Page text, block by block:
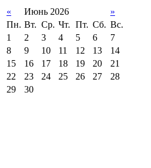
« Июнь 2026
»
Пн. Вт. Ср. Чт. Пт. Сб. Вс.
1
2 3 4 5 6
7
8
9 10 11 12 13
14
15
16 17 18 19 20
21
22
23 24 25 26 27
28
29
30